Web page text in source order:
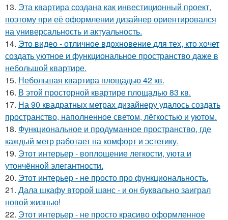
13. Эта квартира создана как инвестиционный проект,
поэтому при её оформлении дизайнер ориентировался
на универсальность и актуальность.
14. Это видео - отличное вдохновение для тех, кто хочет
создать уютное и функциональное пространство даже в
небольшой квартире.
15. Небольшая квартира площадью 42 кв.
16. В этой просторной квартире площадью 83 кв.
17. На 90 квадратных метрах дизайнеру удалось создать
пространство, наполненное светом, лёгкостью и уютом.
18. Функциональное и продуманное пространство, где
каждый метр работает на комфорт и эстетику.
19. Этот интерьер - воплощение легкости, уюта и
утончённой элегантности.
20. Этот интерьер - не просто про функциональность.
21. Дала шкафу второй шанс - и он буквально заиграл
новой жизнью!
22. Этот интерьер - не просто красиво оформленное